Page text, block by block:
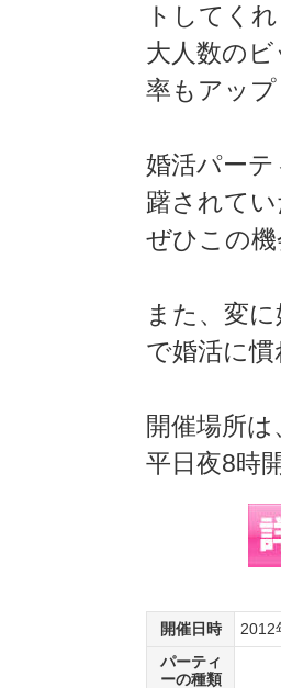
トしてく
大人数の
率もアッ
婚活パー
躇されて
ぜひこの
また、変
で婚活に
開催場所
平日夜8時
開催日時
2012
パーティ
ーの種類